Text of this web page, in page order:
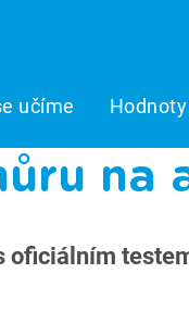
učíme
na
oficiálním